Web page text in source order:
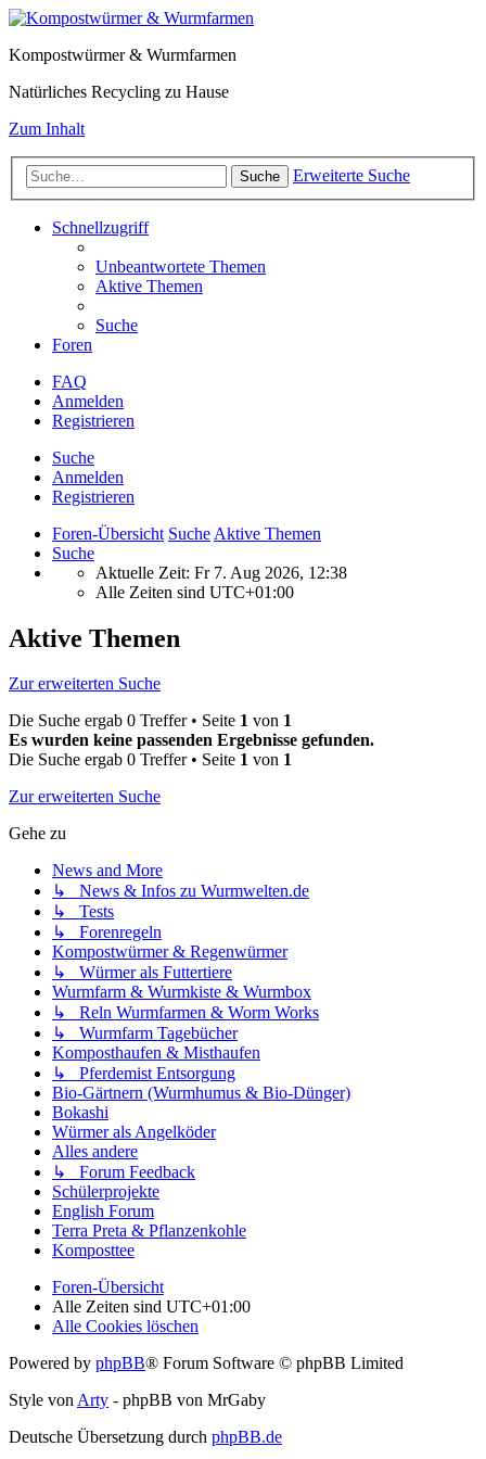
Kompostwürmer & Wurmfarmen
Natürliches Recycling zu Hause
Zum Inhalt
Suche Erweiterte Suche
Schnellzugriff
Unbeantwortete Themen
Aktive Themen
Suche
Foren
FAQ
Anmelden
Registrieren
Suche
Anmelden
Registrieren
Foren-Übersicht Suche Aktive Themen
Suche
Aktuelle Zeit: Fr 7. Aug 2026, 12:38
Alle Zeiten sind UTC+01:00
Aktive Themen
Zur erweiterten Suche
Die Suche ergab 0 Treffer • Seite 1 von 1
Es wurden keine passenden Ergebnisse gefunden.
Die Suche ergab 0 Treffer • Seite 1 von 1
Zur erweiterten Suche
Gehe zu
News and More
↳ News & Infos zu Wurmwelten.de
↳ Tests
↳ Forenregeln
Kompostwürmer & Regenwürmer
↳ Würmer als Futtertiere
Wurmfarm & Wurmkiste & Wurmbox
↳ Reln Wurmfarmen & Worm Works
↳ Wurmfarm Tagebücher
Komposthaufen & Misthaufen
↳ Pferdemist Entsorgung
Bio-Gärtnern (Wurmhumus & Bio-Dünger)
Bokashi
Würmer als Angelköder
Alles andere
↳ Forum Feedback
Schülerprojekte
English Forum
Terra Preta & Pflanzenkohle
Komposttee
Foren-Übersicht
Alle Zeiten sind UTC+01:00
Alle Cookies löschen
Powered by phpBB® Forum Software © phpBB Limited
Style vonArty - phpBB von MrGaby
Deutsche Übersetzung durch phpBB.de